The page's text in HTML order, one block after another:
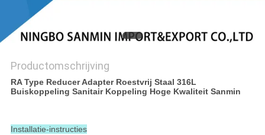
Productomschrijving
RA Type Reducer Adapter Roestvrij Staal 316L
Buiskoppeling Sanitair Koppeling Hoge Kwaliteit Sanmin
Installatie-instructies